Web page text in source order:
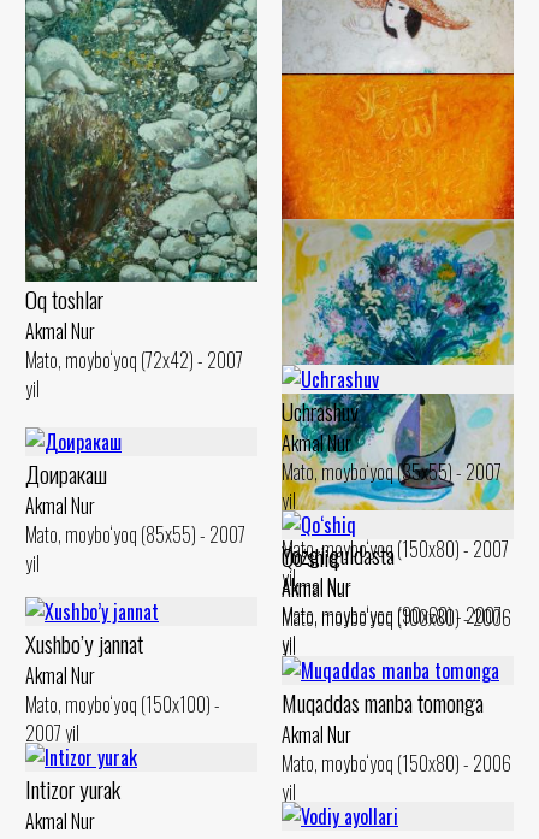
Oq toshlar
Akmal Nur
Mato, moybo‘yoq (72x42) - 2007
yil
Momaqaymoq
Akmal Nur
Mato, moybo‘yoq (110x100) - 2007
yil
Iltijo
Akmal Nur
Mato, moybo‘yoq (150x80) - 2007
yil
Yozgi guldasta
Akmal Nur
Mato, moybo‘yoq (90x60) - 2007
yil
Uchrashuv
Akmal Nur
Mato, moybo‘yoq (35x55) - 2007
yil
Доиракаш
Akmal Nur
Mato, moybo‘yoq (85x55) - 2007
yil
Qo‘shiq
Akmal Nur
Mato, moybo‘yoq (100x80) - 2006
yil
Xushbo’y jannat
Akmal Nur
Mato, moybo‘yoq (150x100) -
2007 yil
Muqaddas manba tomonga
Akmal Nur
Mato, moybo‘yoq (150x80) - 2006
yil
Intizor yurak
Akmal Nur